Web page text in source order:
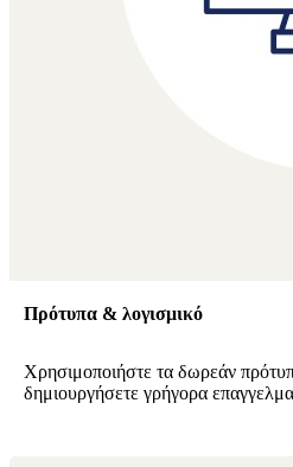
Πρότυπα & λογισμικό
Χρησιμοποιήστε τα δωρεάν
δημιουργήσετε γρήγορα